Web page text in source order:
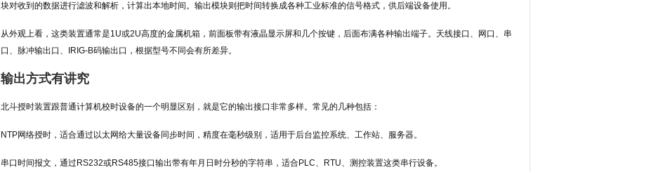
块对收到的数据进行滤波和解析，计算出本地时间。输出模块则把时间转换成各种工业标准的信号格式，供后端设备使用。
从外观上看，这类装置通常是1U或2U高度的金属机箱，前面板带有液晶显示屏和几个按键，后面布满各种输出端子。天线接口、网口、串
口、脉冲输出口、IRIG-B码输出口，根据型号不同会有所差异。
输出方式有讲究
北斗授时装置跟普通计算机校时设备的一个明显区别，就是它的输出接口非常多样。常见的几种包括：
NTP网络授时，适合通过以太网给大量设备同步时间，精度在毫秒级别，适用于后台监控系统、工作站、服务器。
串口时间报文，通过RS232或RS485接口输出带有年月日时分秒的字符串，适合PLC、RTU、测控装置这类串行设备。